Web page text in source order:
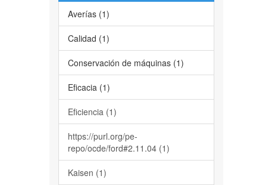
Averías (1)
Calidad (1)
Conservación de máquinas (1)
Eficacia (1)
Eficiencia (1)
https://purl.org/pe-
repo/ocde/ford#2.11.04 (1)
Kaisen (1)